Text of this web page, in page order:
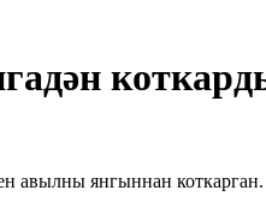
авылны янгыннан